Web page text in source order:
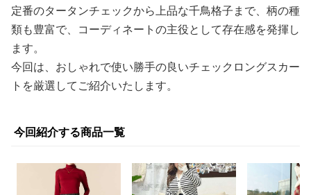
定番のタータンチェックから上品な千鳥格子まで、柄の種
類も豊富で、コーディネートの主役として存在感を発揮し
ます。
今回は、おしゃれで使い勝手の良いチェックロングスカー
トを厳選してご紹介いたします。
今回紹介する商品一覧